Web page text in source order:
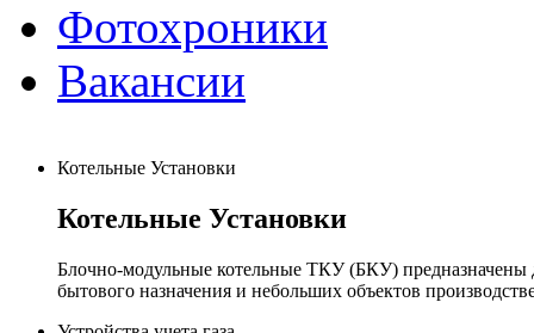
Фотохроники
Вакансии
Котельные Установки
Котельные Установки
Блочно-модульные котельные ТКУ (БКУ) предназначены
бытового назначения и небольших объектов